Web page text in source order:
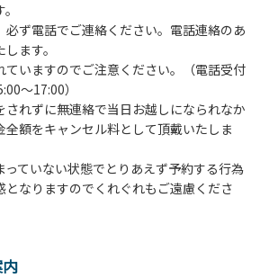
で、連泊の方を除き、正午からです。
りにつき1区画の予約をお願いします。
インの手続きを行ってください。午後3
、午後3時になりましたら管理棟にて手
い。午後5時過ぎにお越しの方は、翌朝
さい。
積み下ろし時以外は、駐車場にとめてく
は、午前10時まで（日帰り使用の場合は
チェックインの手続きを行っていない
た場合は、必ず手続きを行ってくださ
にゴミステーションに出してください。
必ず電話でご連絡ください。電話連絡のあ
ます。
ていますのでご注意ください。（電話受付
～17:00）
されずに無連絡で当日お越しになられなか
全額をキャンセル料として頂戴いたしま
っていない状態でとりあえず予約する行為
となりますのでくれぐれもご遠慮くださ